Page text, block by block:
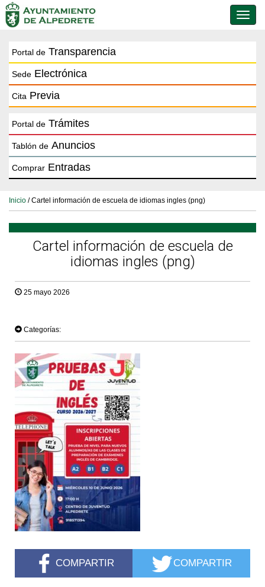
de
Portal de Transparencia
Sede Electrónica
Cita Previa
Portal de Trámites
Tablón de Anuncios
Comprar Entradas
Inicio / Cartel información de escuela de idiomas ingles (png)
Cartel información de escuela de
idiomas ingles (png)
25 mayo 2026
Categorías:
COMPARTIR COMPARTIR